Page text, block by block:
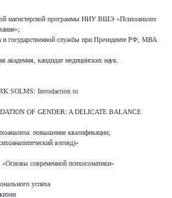
магистерской программы НИУ ВШЭ «Психоанализ
и государственной службы при Президенте РФ, МВА
академия, кандидат медицинских наук.
SOLMS: Introdaction to
OF GENDER: A DELICATE BALANCE
повышение квалификации;
взгляд)»
современной психосоматики»
успеха